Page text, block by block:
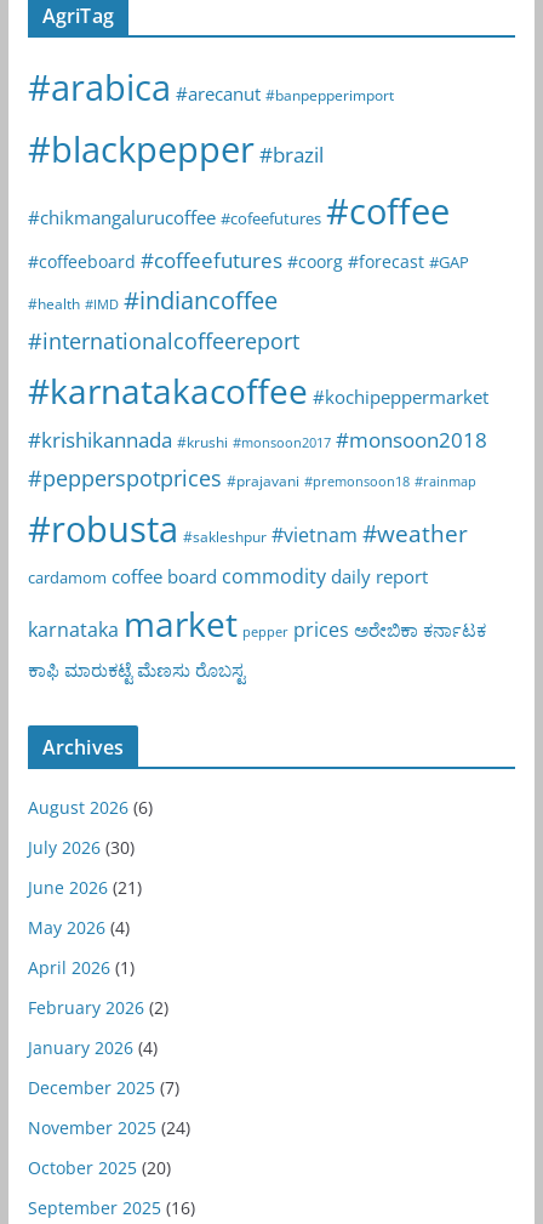
AgriTag
#arabica #arecanut #banpepperimport
#blackpepper#brazil
#chikmangalurucoffee #cofeefutures #coffee
#coffeeboard #coffeefutures #coorg #forecast #GAP
#health #IMD #indiancoffee
#internationalcoffeereport
#karnatakacoffee #kochipeppermarket
#krishikannada #krushi #monsoon2017 #monsoon2018
#pepperspotprices #prajavani #premonsoon18 #rainmap
#robusta #sakleshpur #vietnam #weather
cardamom coffee board commodity daily report
karnataka market pepper prices ಅರೇಬಿಕಾ ಕರ್ನಾಟಕ
ಕಾಫಿ ಮಾರುಕಟ್ಟೆ ಮೆಣಸು ರೊಬಸ್ಟ
Archives
August 2026(6)
July 2026(30)
June 2026(21)
May 2026(4)
April 2026(1)
February 2026(2)
January 2026(4)
December 2025(7)
November 2025(24)
October 2025(20)
September 2025(16)